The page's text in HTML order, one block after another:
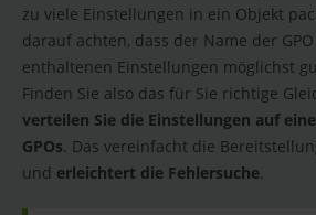
zu viele Einstellungen in ein Objekt
darauf achten, dass der Name der
enthaltenen Einstellungen möglichst
Finden Sie also das für Sie richtige
verteilen Sie die Einstellungen auf
GPOs. Das vereinfacht die
und erleichtert die Fehlersuche.